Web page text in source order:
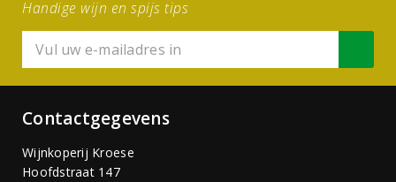
Handige wijn en spijs tips
Contactgegevens
Wijnkoperij Kroese
Hoofdstraat 147